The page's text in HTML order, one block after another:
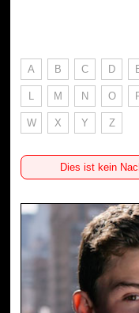
A B C D
L M N O
W X Y Z
Dies ist kein